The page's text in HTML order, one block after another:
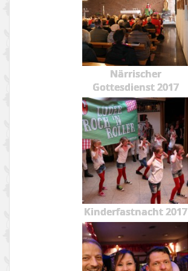
Närrischer
Gottesdienst 2017
Kinderfastnacht 2017